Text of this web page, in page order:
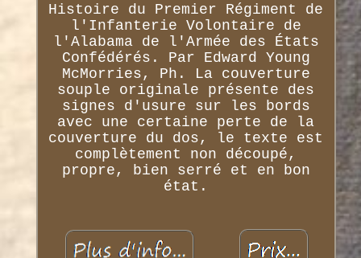
Histoire du Premier Régiment de
l'Infanterie Volontaire de
l'Alabama de l'Armée des États
Confédérés. Par Edward Young
McMorries, Ph. La couverture
souple originale présente des
signes d'usure sur les bords
avec une certaine perte de la
couverture du dos, le texte est
complètement non découpé,
propre, bien serré et en bon
état.